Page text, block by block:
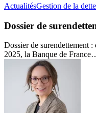
ActualitésGestion de la dette
Dossier de
Dossier de surendettement
2025, la Banque de